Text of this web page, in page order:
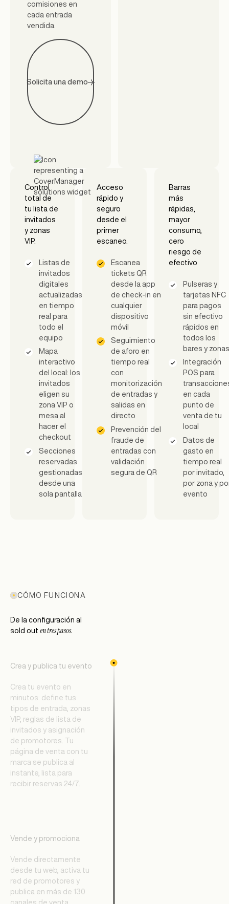
comisiones en
cada entrada
vendida.
Solicita una demo
Control
total de
tu lista de
invitados
y zonas
VIP.
Listas de
invitados
digitales
actualizadas
en tiempo
real para
todo el
equipo
Mapa
interactivo
del local: los
invitados
eligen su
zona VIP o
mesa al
hacer el
checkout
Secciones
reservadas
gestionadas
desde una
sola pantalla
Acceso
rápido y
seguro
desde el
primer
escaneo.
Escanea
tickets QR
desde la app
de check-in en
cualquier
dispositivo
móvil
Seguimiento
de aforo en
tiempo real
con
monitorización
de entradas y
salidas en
directo
Prevención del
fraude de
entradas con
validación
segura de QR
Barras
más
rápidas,
mayor
consumo,
cero
riesgo de
efectivo
Pulseras y
tarjetas NFC
para pagos
sin efectivo
rápidos en
todos los
bares y
Integración
POS para
en cada
punto de
venta de tu
local
Datos de
gasto en
tiempo real
por invitado,
por zona y
evento
CÓMO FUNCIONA
De la configuración al
sold out en tres pasos.
Crea y publica tu evento
Crea tu evento en
minutos: define tus
tipos de entrada, zonas
VIP, reglas de lista de
invitados y asignación
de promotores. Tu
página de venta con tu
marca se publica al
instante, lista para
recibir reservas 24/7.
Vende y promociona
Vende directamente
desde tu web, activa tu
red de promotores y
publica en más de 130
canales de venta